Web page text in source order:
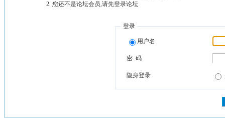
您还不是论坛会员,请先登录论坛
登录
用户名
密 码
隐身登录